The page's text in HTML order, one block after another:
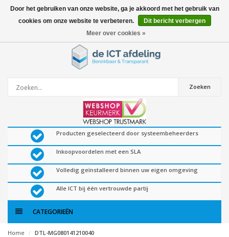
0artikelen
Zoeken
Producten geselecteerd door systeembeheerders
Inkoopvoordelen met een SLA
Volledig geïnstalleerd binnen uw eigen omgeving
Alle ICT bij één vertrouwde partij
CATEGORIEËN
Home DTL-MG080141210040
Door het gebruiken van onze website, ga je akkoord met het gebruik van
cookies om onze website te verbeteren.
Dit bericht verbergen
Meer over cookies »